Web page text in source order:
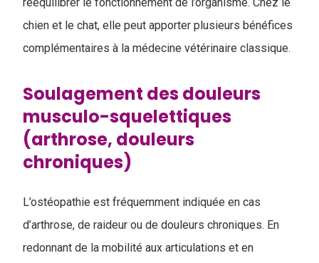
chien et le chat, elle peut apporter plusieurs bénéfices
complémentaires à la médecine vétérinaire classique.
Soulagement des douleurs
musculo-squelettiques
(arthrose, douleurs
chroniques)
L’ostéopathie est fréquemment indiquée en cas
d’arthrose, de raideur ou de douleurs chroniques. En
redonnant de la mobilité aux articulations et en